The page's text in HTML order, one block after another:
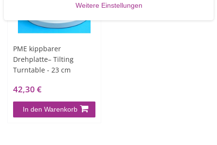
PME kippbarer
Drehplatte– Tilting
Turntable - 23 cm
42,30 €
In den Warenkorb
Weitere Einstellungen